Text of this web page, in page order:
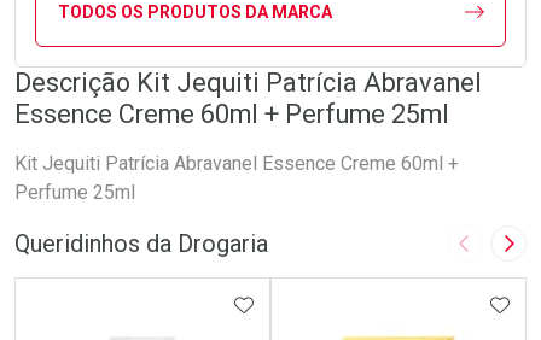
TODOS OS PRODUTOS DA MARCA
Descrição Kit Jequiti Patrícia Abravanel
Essence Creme 60ml + Perfume 25ml
Kit Jequiti Patrícia Abravanel Essence Creme 60ml +
Perfume 25ml
Queridinhos da Drogaria Imagem
ADICIONAR AOS FAVORITOS